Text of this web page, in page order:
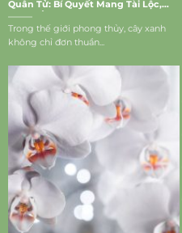
Quân Tử: Bí Quyết Mang Tài Lộc,
May Mắn Vào Nhà
Trong thế giới phong thủy, cây xanh
không chỉ đơn thuần...